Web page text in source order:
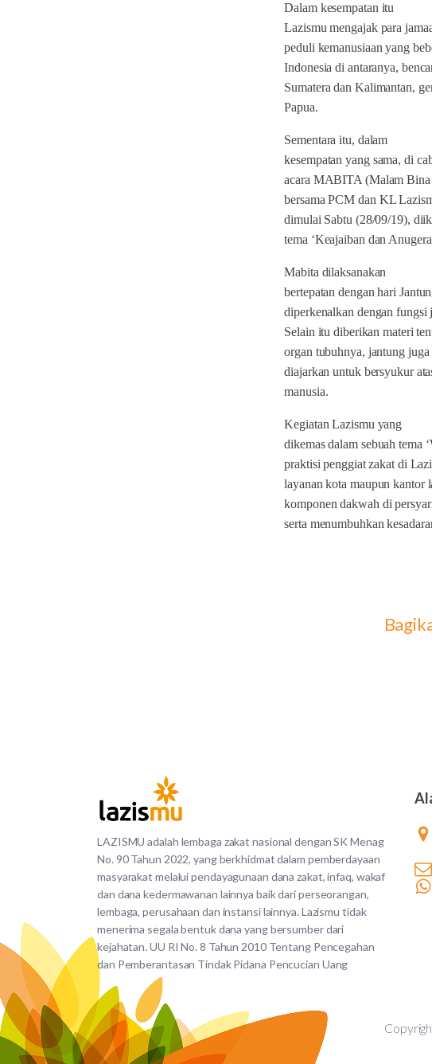
Dalam kesempatan itu
Lazismu mengajak para
peduli kemanusiaan yang
Indonesia di antaranya,
Sumatera dan Kalimantan,
Papua.
Sementara itu, dalam
kesempatan yang sama, di
acara MABITA (Malam Bina
bersama PCM dan KL
dimulai Sabtu (28/09/19),
tema ‘Keajaiban dan
Mabita dilaksanakan
bertepatan dengan hari
diperkenalkan dengan fungsi
Selain itu diberikan materi
organ tubuhnya, jantung
diajarkan untuk bersyukur
manusia.
Kegiatan Lazismu yang
dikemas dalam sebuah tema
praktisi penggiat zakat di
layanan kota maupun kantor
komponen dakwah di
serta menumbuhkan
LAZISMU adalah lembaga zakat nasional dengan SK Menag
No. 90 Tahun 2022, yang berkhidmat dalam pemberdayaan
masyarakat melalui pendayagunaan dana zakat, infaq, wakaf
dan dana kedermawanan lainnya baik dari perseorangan,
lembaga, perusahaan dan instansi lainnya. Lazismu tidak
menerima segala bentuk dana yang bersumber dari
kejahatan. UU RI No. 8 Tahun 2010 Tentang Pencegahan
dan Pemberantasan Tindak Pidana Pencucian Uang